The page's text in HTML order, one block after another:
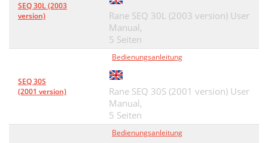
SEQ 30L (2003
version)
Rane SEQ 30L (2003 version) User
Manual,
5 Seiten
SEQ 30S
(2001 version)
Bedienungsanleitung
Rane SEQ 30S (2001 version) User
Manual,
5 Seiten
Bedienungsanleitung